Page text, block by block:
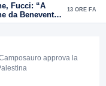
Fucci: “A
da Benevento
13 ORE FA
approva la